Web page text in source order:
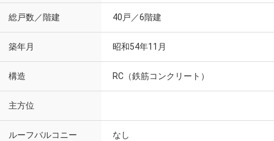
総戸数／階建 40戸／6階建
築年月 昭和54年11月
構造 RC（鉄筋コンクリート）
主方位
ルーフバルコニー なし